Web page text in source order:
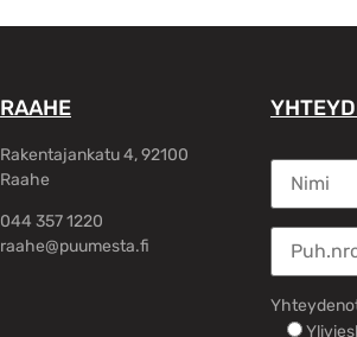
RAAHE
Rakentajankatu 4, 92100
Raahe
044 357 1220
raahe@puumesta.fi